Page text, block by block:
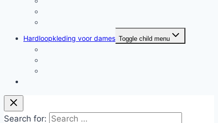
Hardloopkleding voor dames Toggle child menu
Search for: